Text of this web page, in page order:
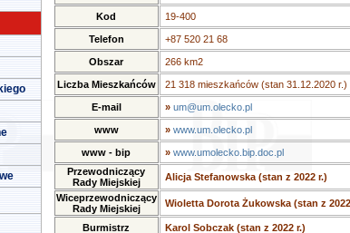
Kod 19-400
Telefon +87 520 21 68
Obszar 266 km2
Liczba Mieszkańców 21 318 mieszkańców (stan 31.12.2020 r.)
E-mail » um@um.olecko.pl
www » www.um.olecko.pl
www - bip » www.umolecko.bip.doc.pl
Przewodniczący
Rady Miejskiej
Alicja Stefanowska (stan z 2022 r.)
Wiceprzewodniczący
Rady Miejskiej
Wioletta Dorota Żukowska (stan z
Burmistrz Karol Sobczak (stan z 2022 r.)